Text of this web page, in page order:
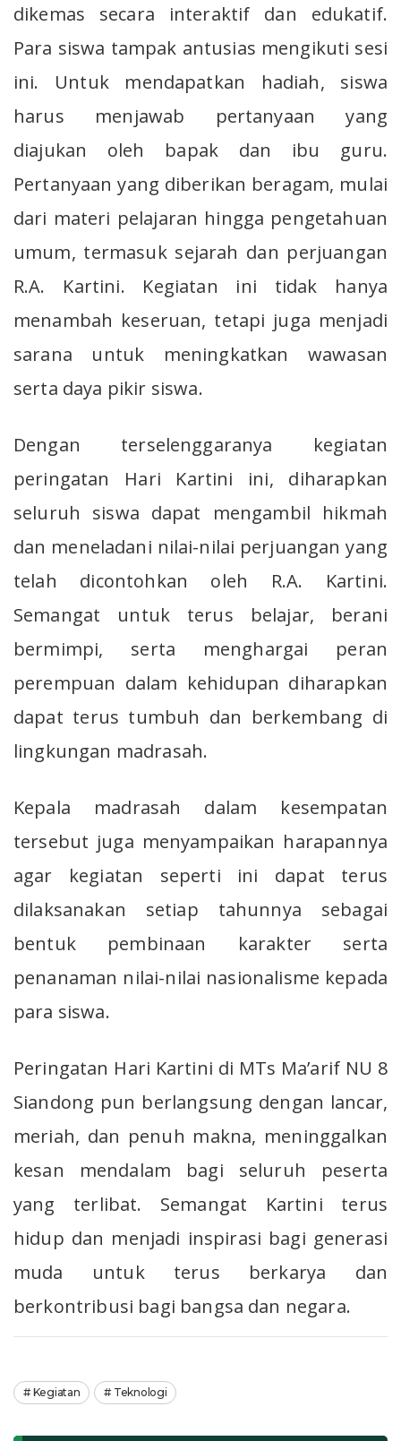
dikemas secara interaktif dan edukatif.
Para siswa tampak antusias mengikuti sesi
ini. Untuk mendapatkan hadiah, siswa
harus menjawab pertanyaan yang
diajukan oleh bapak dan ibu guru.
Pertanyaan yang diberikan beragam, mulai
dari materi pelajaran hingga pengetahuan
umum, termasuk sejarah dan perjuangan
R.A. Kartini. Kegiatan ini tidak hanya
menambah keseruan, tetapi juga menjadi
sarana untuk meningkatkan wawasan
serta daya pikir siswa.
Dengan terselenggaranya kegiatan
peringatan Hari Kartini ini, diharapkan
seluruh siswa dapat mengambil hikmah
dan meneladani nilai-nilai perjuangan yang
telah dicontohkan oleh R.A. Kartini.
Semangat untuk terus belajar, berani
bermimpi, serta menghargai peran
perempuan dalam kehidupan diharapkan
dapat terus tumbuh dan berkembang di
lingkungan madrasah.
Kepala madrasah dalam kesempatan
tersebut juga menyampaikan harapannya
agar kegiatan seperti ini dapat terus
dilaksanakan setiap tahunnya sebagai
bentuk pembinaan karakter serta
penanaman nilai-nilai nasionalisme kepada
para siswa.
Peringatan Hari Kartini di MTs Ma’arif NU 8
Siandong pun berlangsung dengan lancar,
meriah, dan penuh makna, meninggalkan
kesan mendalam bagi seluruh peserta
yang terlibat. Semangat Kartini terus
hidup dan menjadi inspirasi bagi generasi
muda untuk terus berkarya dan
berkontribusi bagi bangsa dan negara.
Kegiatan Teknologi